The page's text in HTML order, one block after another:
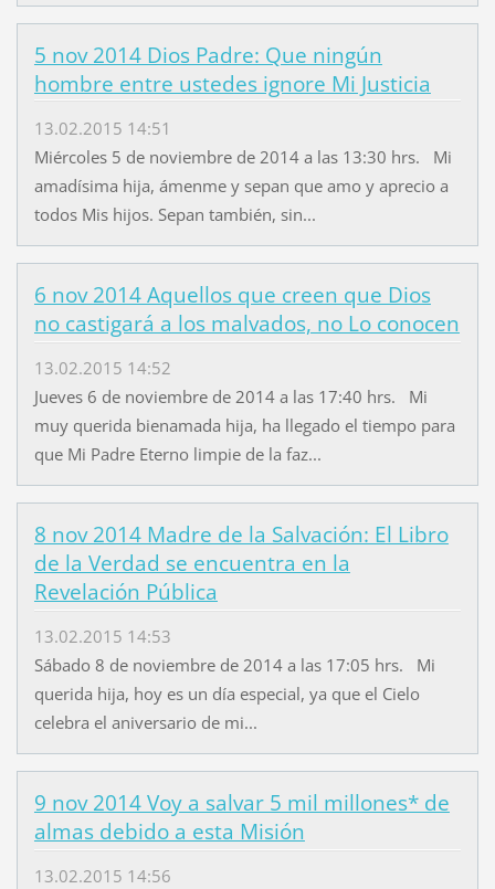
5 nov 2014 Dios Padre: Que ningún
hombre entre ustedes ignore Mi Justicia
13.02.2015 14:51
Miércoles 5 de noviembre de 2014 a las 13:30 hrs. Mi
amadísima hija, ámenme y sepan que amo y aprecio a
todos Mis hijos. Sepan también, sin...
6 nov 2014 Aquellos que creen que Dios
no castigará a los malvados, no Lo conocen
13.02.2015 14:52
Jueves 6 de noviembre de 2014 a las 17:40 hrs. Mi
muy querida bienamada hija, ha llegado el tiempo para
que Mi Padre Eterno limpie de la faz...
8 nov 2014 Madre de la Salvación: El Libro
de la Verdad se encuentra en la
Revelación Pública
13.02.2015 14:53
Sábado 8 de noviembre de 2014 a las 17:05 hrs. Mi
querida hija, hoy es un día especial, ya que el Cielo
celebra el aniversario de mi...
9 nov 2014 Voy a salvar 5 mil millones* de
almas debido a esta Misión
13.02.2015 14:56